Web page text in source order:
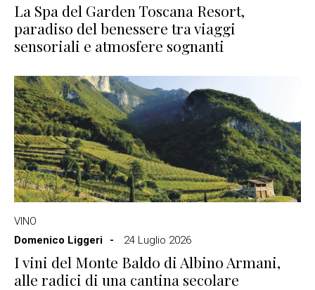
La Spa del Garden Toscana Resort,
paradiso del benessere tra viaggi
sensoriali e atmosfere sognanti
VINO
Domenico Liggeri
24 Luglio 2026
I vini del Monte Baldo di Albino Armani,
alle radici di una cantina secolare